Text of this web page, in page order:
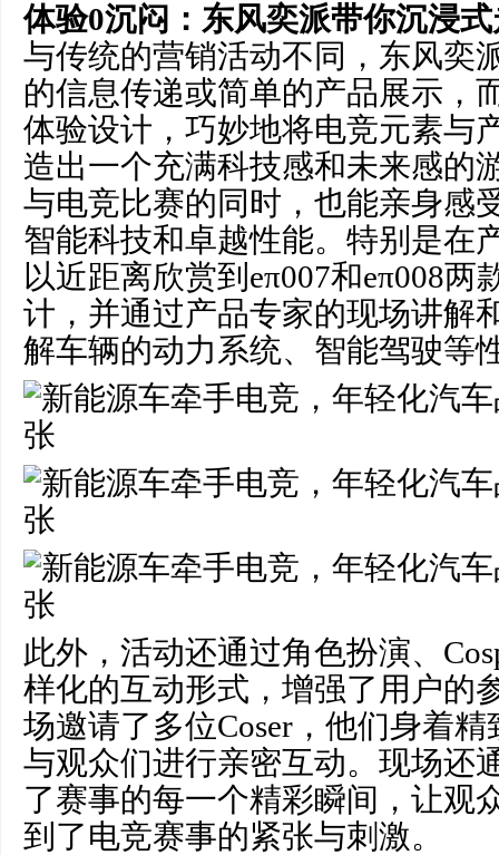
体验0沉闷： 东风奕派带你沉浸式
与传统的营销活动不同，东风奕
的信息传递或简单的产品展示，
体验设计，巧妙地将电竞元素与
造出一个充满科技感和未来感的
与电竞比赛的同时，也能亲身感
智能科技和卓越性能。特别是在
以近距离欣赏到eπ007和eπ008两
计，并通过产品专家的现场讲解
解车辆的动力系统、智能驾驶等
此外，活动还通过角色扮演、
样化的互动形式，增强了用户的
场邀请了多位Coser，他们身着
与观众们进行亲密互动。现场还
了赛事的每一个精彩瞬间，让观
到了电竞赛事的紧张与刺激。